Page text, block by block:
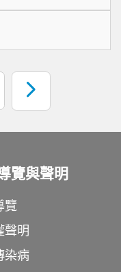
覽與聲明
覽
聲明
染病